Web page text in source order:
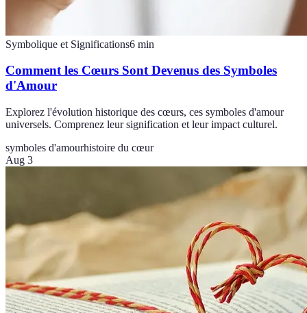
Symbolique et Significations6 min
Comment les Cœurs Sont Devenus des Symboles
d'Amour
Explorez l'évolution historique des cœurs, ces symboles d'amour
universels. Comprenez leur signification et leur impact culturel.
symboles d'amourhistoire du cœur
Aug 3